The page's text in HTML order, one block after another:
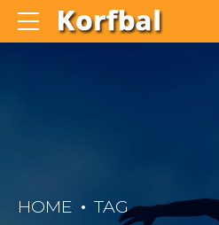
HOME TAG